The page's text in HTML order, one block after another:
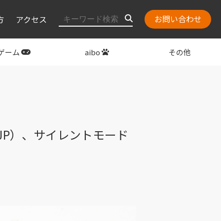
アクセス お問い合わせ
ーム aibo その他
）、サイレントモード